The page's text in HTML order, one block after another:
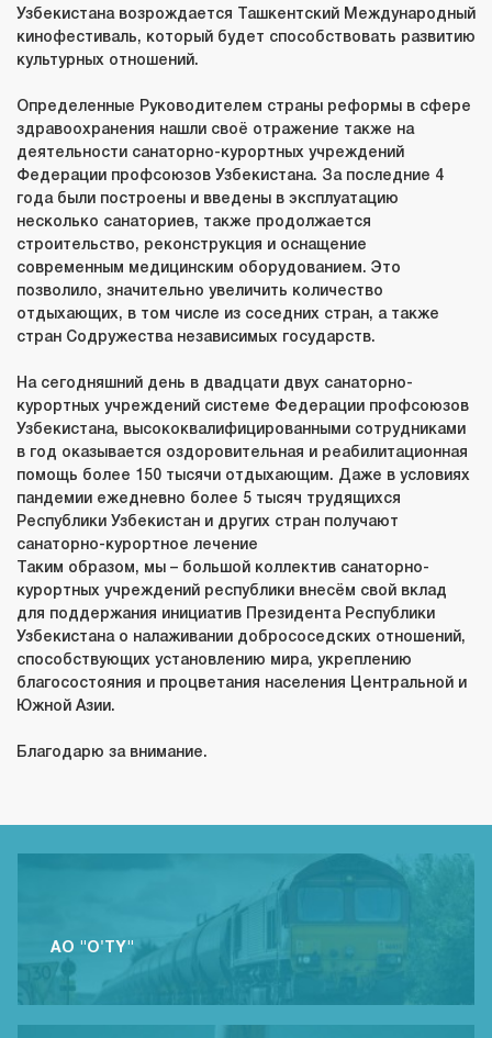
Узбекистана возрождается Ташкентский Международный
кинофестиваль, который будет способствовать развитию
культурных отношений.
Определенные Руководителем страны реформы в сфере
здравоохранения нашли своё отражение также на
деятельности санаторно-курортных учреждений
Федерации профсоюзов Узбекистана. За последние 4
года были построены и введены в эксплуатацию
несколько санаториев, также продолжается
строительство, реконструкция и оснащение
современным медицинским оборудованием. Это
позволило, значительно увеличить количество
отдыхающих, в том числе из соседних стран, а также
стран Содружества независимых государств.
На сегодняшний день в двадцати двух санаторно-
курортных учреждений системе Федерации профсоюзов
Узбекистана, высококвалифицированными сотрудниками
в год оказывается оздоровительная и реабилитационная
помощь более 150 тысячи отдыхающим. Даже в условиях
пандемии ежедневно более 5 тысяч трудящихся
Республики Узбекистан и других стран получают
санаторно-курортное лечение
Таким образом, мы – большой коллектив санаторно-
курортных учреждений республики внесём свой вклад
для поддержания инициатив Президента Республики
Узбекистана о налаживании добрососедских отношений,
способствующих установлению мира, укреплению
благосостояния и процветания населения Центральной и
Южной Азии.
Благодарю за внимание.
АО "O'TY"